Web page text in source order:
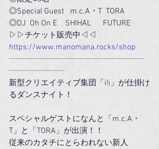
◎Special Guest   m.c.A・T  TORA
◎DJ  Oh On E　SHIHAL 　 FUTURE
▷▷チケット販売中◁◁
https://www.manomana.rocks/shop
┈┈┈┈┈┈┈┈┈┈┈┈┈┈┈┈┈
┈┈┈┈┈┈┈
新型クリエイティブ集団「i!i」が仕掛け
るダンスナイト！
スペシャルゲストになんと「m.c.A・
T」と「TORA」が出演！！
従来のカタチにとらわれない新人